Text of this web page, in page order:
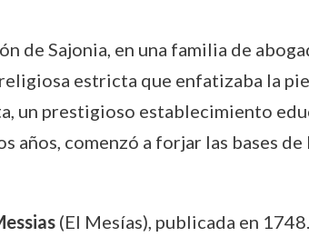
de Sajonia, en una familia de
estricta que enfatizaba la
un prestigioso establecimiento
años, comenzó a forjar las bases de
(El Mesías), publicada en